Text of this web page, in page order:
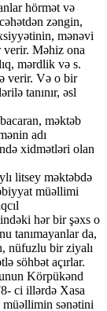
hörmət və
zəngin,
mənəvi
verir. Məhiz ona
mərdlik və s.
verir. Və o bir
tanınır, əsl
məktəb
adı
xidmətləri olan
litsey məktəbdə
müəllimi
hər bir şəxs o
tanımayanlar da,
nüfuzlu bir ziyalı
söhbət açırlar.
Körpükənd
ci illərdə Xasa
sənətini